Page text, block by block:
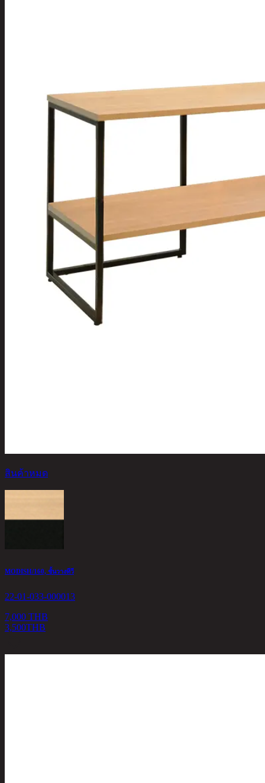
สินค้าหมด
MODISH/160, ชั้นวางทีวี
22-01-033-000013
7,000 THB
3,500THB